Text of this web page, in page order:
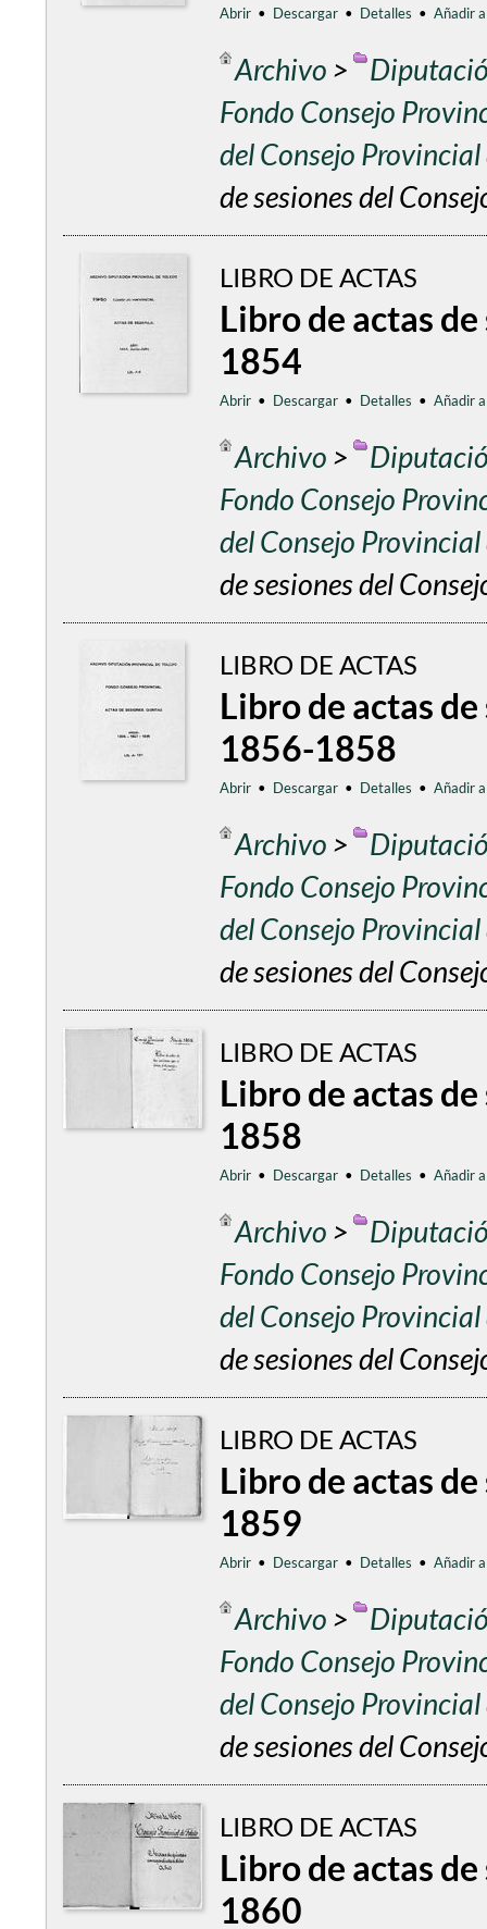
Abrir • Descargar • Detalles • Añadir
Archivo >
Fondo Consejo
del Consejo
de sesiones del
LIBRO DE ACTAS
Libro de actas
1854
Abrir • Descargar • Detalles • Añadir
Archivo >
Fondo Consejo
del Consejo
de sesiones del
LIBRO DE ACTAS
Libro de actas
1856-1858
Abrir • Descargar • Detalles • Añadir
Archivo >
Fondo Consejo
del Consejo
de sesiones del
LIBRO DE ACTAS
Libro de actas
1858
Abrir • Descargar • Detalles • Añadir
Archivo >
Fondo Consejo
del Consejo
de sesiones del
LIBRO DE ACTAS
Libro de actas
1859
Abrir • Descargar • Detalles • Añadir
Archivo >
Fondo Consejo
del Consejo
de sesiones del
LIBRO DE ACTAS
Libro de actas
1860